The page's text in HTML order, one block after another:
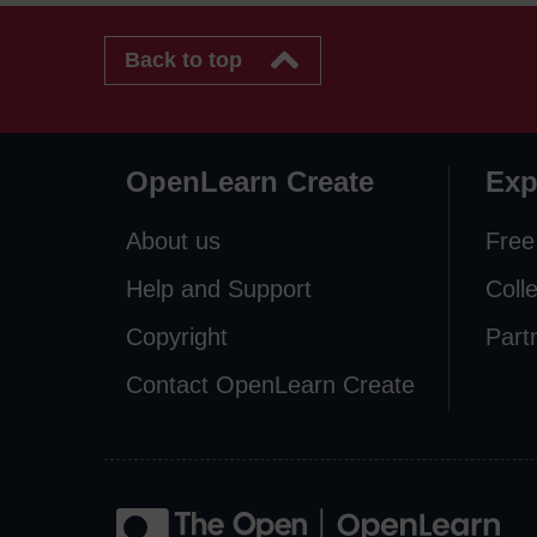
Back to top
OpenLearn Create
About us
Help and Support
Copyright
Contact OpenLearn Create